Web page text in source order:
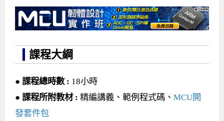
物聯網平台開發人才養成班
課程大綱
● 課程總時數 : 18小時
● 課程所附教材 : 精編講義、範例程式碼、 MCU開
發套件包